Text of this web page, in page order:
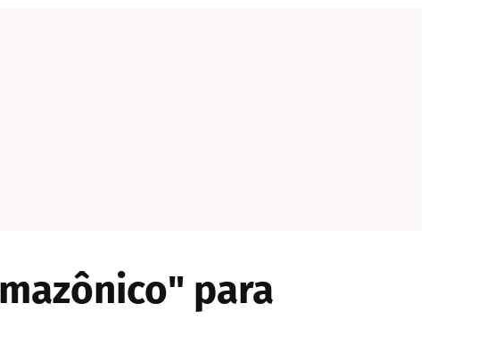
para